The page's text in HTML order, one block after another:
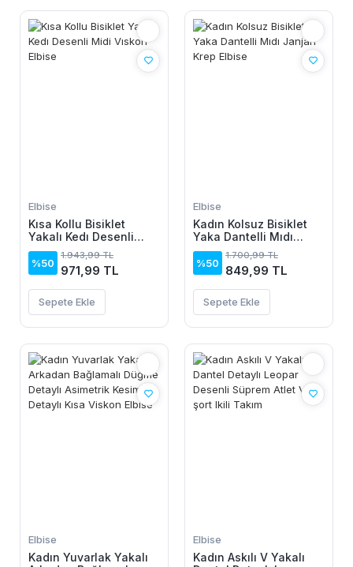
Elbise
Kısa Kollu Bisiklet
Yakalı Kedı Desenli
Midi Vıskon Elbise
%50
1.943,99 TL
971,99 TL
Sepete Ekle
Elbise
Kadın Kolsuz Bisiklet
Yaka Dantelli Mıdı
Janjan Krep Elbise
%50
1.700,99 TL
849,99 TL
Sepete Ekle
Elbise
Kadın Yuvarlak Yakalı
Elbise
Kadın Askılı V Yakalı